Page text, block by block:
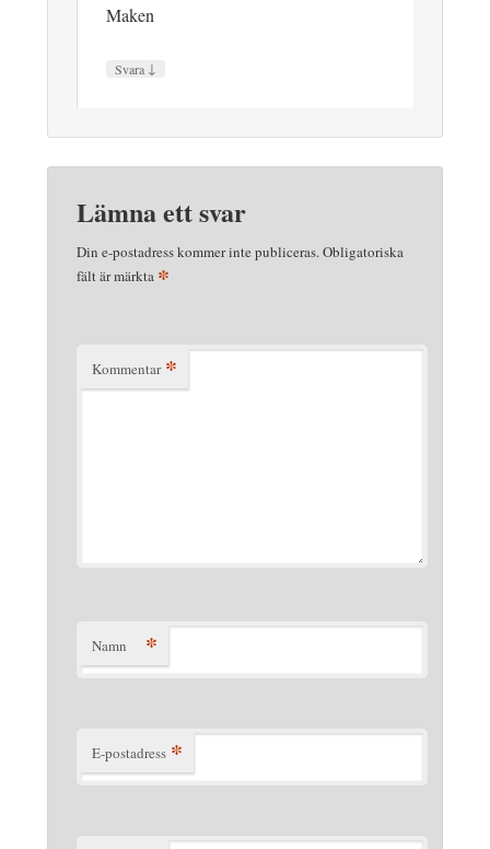
Maken
Svara ↓
Lämna ett svar
Din e-postadress kommer inte publiceras.Obligatoriska
fält är märkta *
Kommentar *
Namn *
E-postadress *